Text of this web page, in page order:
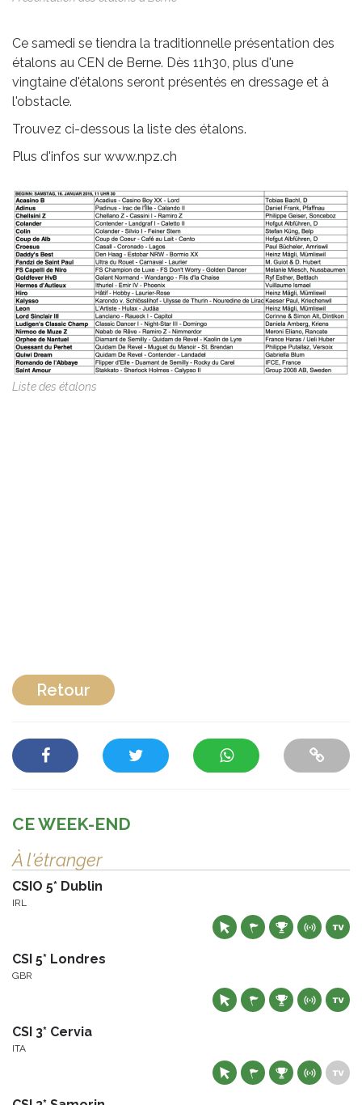
Ce samedi se tiendra la traditionnelle présentation des
étalons au CEN de Berne. Dès 11h30, plus d'une
vingtaine d'étalons seront présentés en dressage et à
l'obstacle.
Trouvez ci-dessous la liste des étalons.
Plus d'infos sur www.npz.ch
Liste des étalons
Retour
CE WEEK-END
À l'étranger
CSIO 5* Dublin
IRL
CSI 5* Londres
GBR
CSI 3* Cervia
ITA